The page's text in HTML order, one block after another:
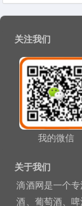
文章导航
关注我们
我的微信
关于我们
滴酒网是一个
酒、葡萄酒、